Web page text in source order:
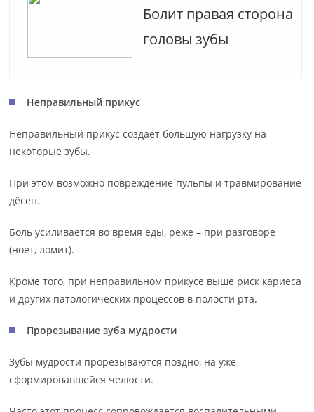
Болит правая сторона
головы зубы
Неправильный прикус
Неправильный прикус создаёт большую нагрузку на
некоторые зубы.
При этом возможно повреждение пульпы и травмирование
дёсен.
Боль усиливается во время еды, реже – при разговоре
(ноет, ломит).
Кроме того, при неправильном прикусе выше риск кариеса
и других патологических процессов в полости рта.
Прорезывание зуба мудрости
Зубы мудрости прорезываются поздно, на уже
сформировавшейся челюсти.